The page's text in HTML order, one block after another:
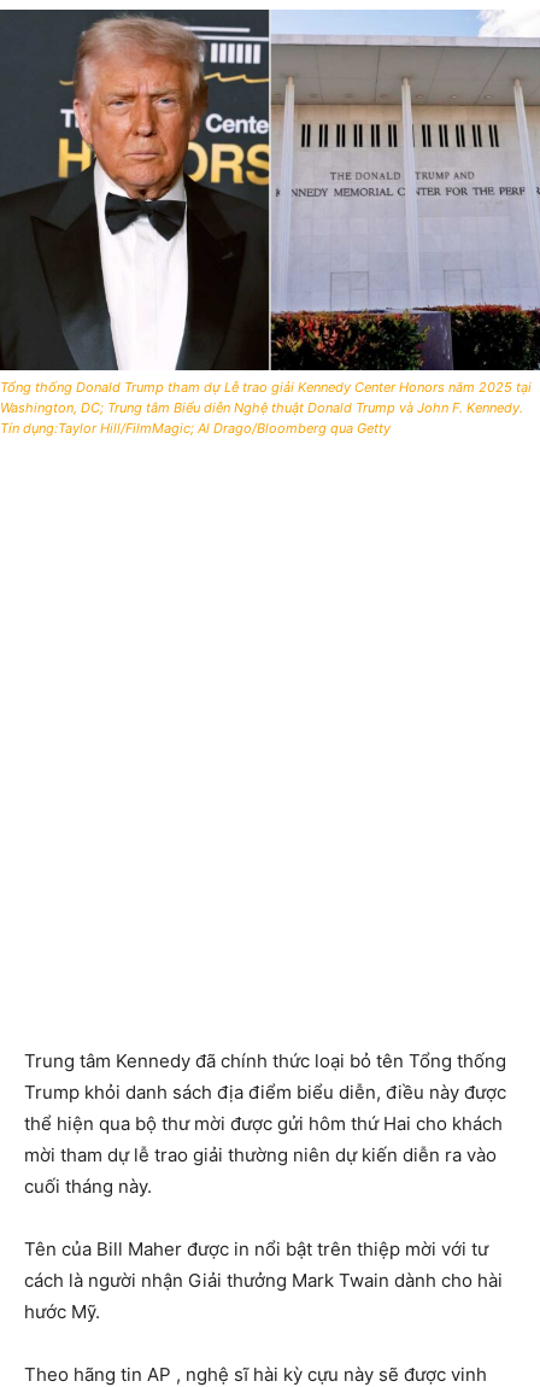
Tổng thống Donald Trump tham dự Lễ trao giải Kennedy Center Honors năm 2025 tại
Washington, DC; Trung tâm Biểu diễn Nghệ thuật Donald Trump và John F. Kennedy.
Tín dụng:Taylor Hill/FilmMagic; Al Drago/Bloomberg qua Getty
Trung tâm Kennedy đã chính thức loại bỏ tên Tổng thống
Trump khỏi danh sách địa điểm biểu diễn, điều này được
thể hiện qua bộ thư mời được gửi hôm thứ Hai cho khách
mời tham dự lễ trao giải thường niên dự kiến ​​diễn ra vào
cuối tháng này.
Tên của Bill Maher được in nổi bật trên thiệp mời với tư
cách là người nhận Giải thưởng Mark Twain dành cho hài
hước Mỹ.
Theo hãng tin AP , nghệ sĩ hài kỳ cựu này sẽ được vinh